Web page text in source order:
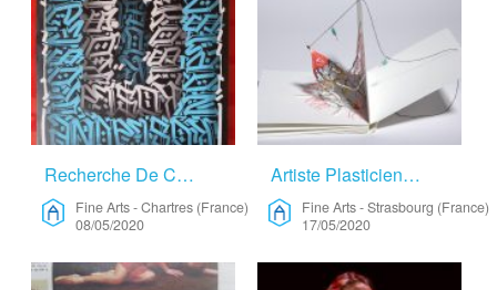
Recherche De Cadre Inspirant – Fine Arts
Fine Arts-Chartres (France)
08/05/2020
Artiste Plasticienne Et Amoureuse De De La Nature – Fine Arts
Fine Arts-Strasbourg (France)
17/05/2020